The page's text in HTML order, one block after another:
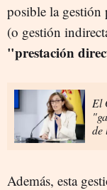
posible la gestión
(o gestión
"prestación
El
de
Además, esta